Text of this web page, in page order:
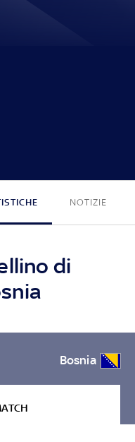
NOTIZIE
di
Bosnia